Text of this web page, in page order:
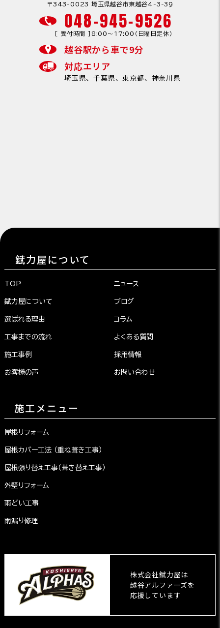
〒343-0023 埼玉県越谷市東越谷4-3-39
048-945-9526
［ 受付時間 ］8:00〜17:00（日曜日定休）
越谷駅から車で9分
対応エリア
埼玉県、千葉県、東京都、神奈川県
錻力屋について
TOP
錻力屋について
選ばれる理由
工事までの流れ
施工事例
お客様の声
ニュース
ブログ
コラム
よくある質問
採用情報
お問い合わせ
施工メニュー
屋根リフォーム
屋根カバー工法 （重ね葺き工事）
屋根張り替え工事（葺き替え工事）
外壁リフォーム
雨どい工事
雨漏り修理
株式会社錻力屋は
越谷アルファーズを
応援しています